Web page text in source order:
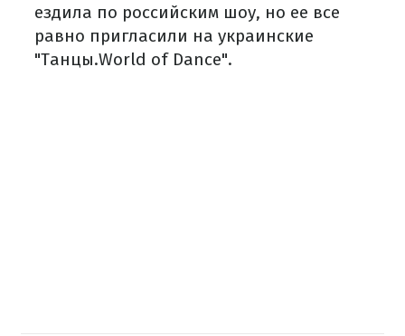
ездила по российским шоу, но ее все
равно пригласили на украинские
"Танцы.World of Dance".